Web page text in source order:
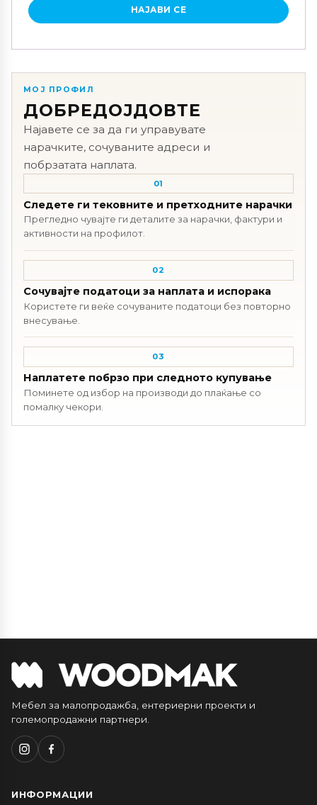
НАЈАВИ СЕ
МОЈ ПРОФИЛ
ДОБРЕДОЈДОВТЕ
Најавете се за да ги управувате
нарачките, сочуваните адреси и
побрзатата наплата.
01
Следете ги тековните и претходните нарачки
Прегледно чувајте ги деталите за нарачки, фактури и
активности на профилот.
02
Сочувајте податоци за наплата и испорака
Користете ги веќе сочуваните податоци без повторно
внесување.
03
Наплатете побрзо при следното купување
Поминете од избор на производи до плаќање со
помалку чекори.
Мебел за малопродажба, ентериерни проекти и
големопродажни партнери.
ИНФОРМАЦИИ